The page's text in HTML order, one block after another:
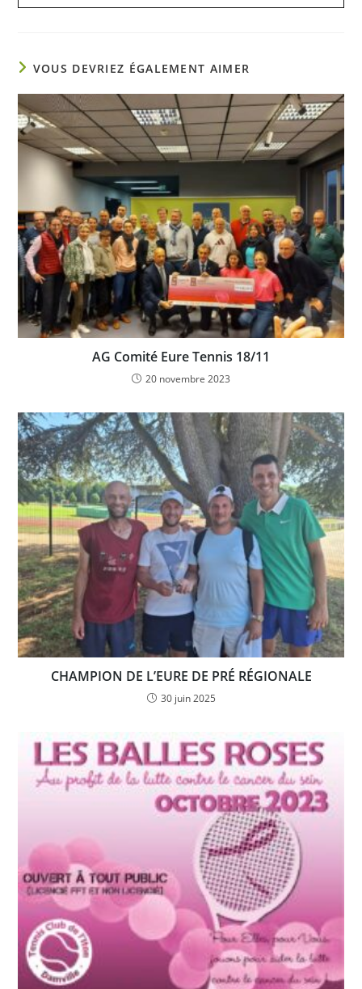
VOUS DEVRIEZ ÉGALEMENT AIMER
AG Comité Eure Tennis 18/11
20 novembre 2023
CHAMPION DE L’EURE DE PRÉ RÉGIONALE
30 juin 2025